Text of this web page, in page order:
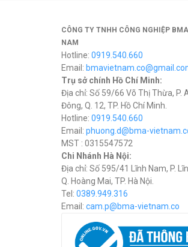
CÔNG TY TNHH CÔNG NGHIỆP
NAM
Hotline: 0919.540.660
Email:
Trụ sở chính Hồ Chí Minh:
Địa chỉ: Số 59/66 Võ Thị Thừa, P.
Đông, Q. 12, TP. Hồ Chí Minh.
Hotline: 0919.540.660
Email: phuong.d@bma-
MST : 0315547572
Chi Nhánh Hà Nội:
Địa chỉ: Số 595/41 Lĩnh Nam, P.
Q. Hoàng Mai, TP. Hà Nội.
Tel: 0389.949.316
Email: cam.p@bma-vietnam.co